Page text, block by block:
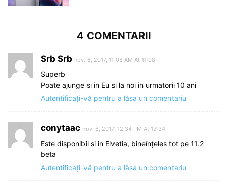
4 COMENTARII
Srb Srb nov. 8, 2017, 11:08 AM At 11:08
Superb
Poate ajunge si in Eu si la noi in urmatorii 10 ani
Autentificați-vă pentru a lăsa un comentariu
conytaac nov. 8, 2017, 12:34 PM At 12:34
Este disponibil si in Elvetia, bineînțeles tot pe 11.2
beta
Autentificați-vă pentru a lăsa un comentariu